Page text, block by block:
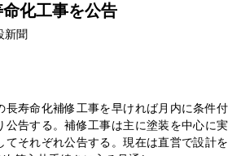
化工事を公告
新聞
長寿命化補修工事を早ければ月内に条件付
公告する。補修工事は主に塗装を中心に実
てそれぞれ公告する。現在は直営で設計を